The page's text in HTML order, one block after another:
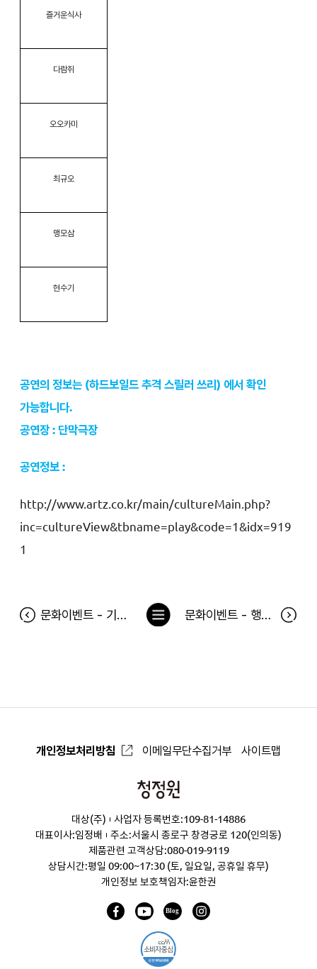
즐거운식사
다람쥐
오오카미
최규오
맹모삼
현수기
공연의 정보는 (하드보일드 추격 스릴러 쓰리) 에서 확인
가능합니다.
공연장 : 단막극장
공연정보 :
http://www.artz.co.kr/main/cultureMain.php?
inc=cultureView&tbname=play&code=1&idx=919
1
문화이벤트 - 기묘한 이야기 당첨자 문화이벤트 - 행복 당첨자
목
개인정보처리방침 이메일무단수집거부 사이트맵
청
원
대상(주)
사업자 등록번호:109-81-14886
대표이사:임정배
주소:서울시 종로구 창경궁로 120(인의동)
제품관련 고객상담:080-019-9119
상담시간:평일 09:00~17:30 (토, 일요일, 공휴일 휴무)
개인정보 보호책임자:윤한권